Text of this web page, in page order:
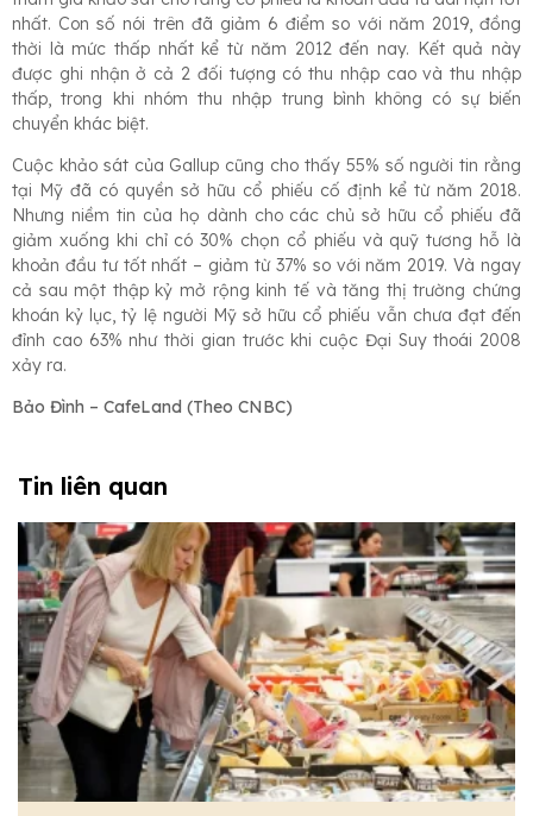
nhất. Con số nói trên đã giảm 6 điểm so với năm 2019, đồng
thời là mức thấp nhất kể từ năm 2012 đến nay. Kết quả này
được ghi nhận ở cả 2 đối tượng có thu nhập cao và thu nhập
thấp, trong khi nhóm thu nhập trung bình không có sự biến
chuyển khác biệt.
Cuộc khảo sát của Gallup cũng cho thấy 55% số người tin rằng
tại Mỹ đã có quyền sở hữu cổ phiếu cố định kể từ năm 2018.
Nhưng niềm tin của họ dành cho các chủ sở hữu cổ phiếu đã
giảm xuống khi chỉ có 30% chọn cổ phiếu và quỹ tương hỗ là
khoản đầu tư tốt nhất – giảm từ 37% so với năm 2019. Và ngay
cả sau một thập kỷ mở rộng kinh tế và tăng thị trường chứng
khoán kỷ lục, tỷ lệ người Mỹ sở hữu cổ phiếu vẫn chưa đạt đến
đỉnh cao 63% như thời gian trước khi cuộc Đại Suy thoái 2008
xảy ra.
Bảo Đình – CafeLand (Theo CNBC)
Tin liên quan